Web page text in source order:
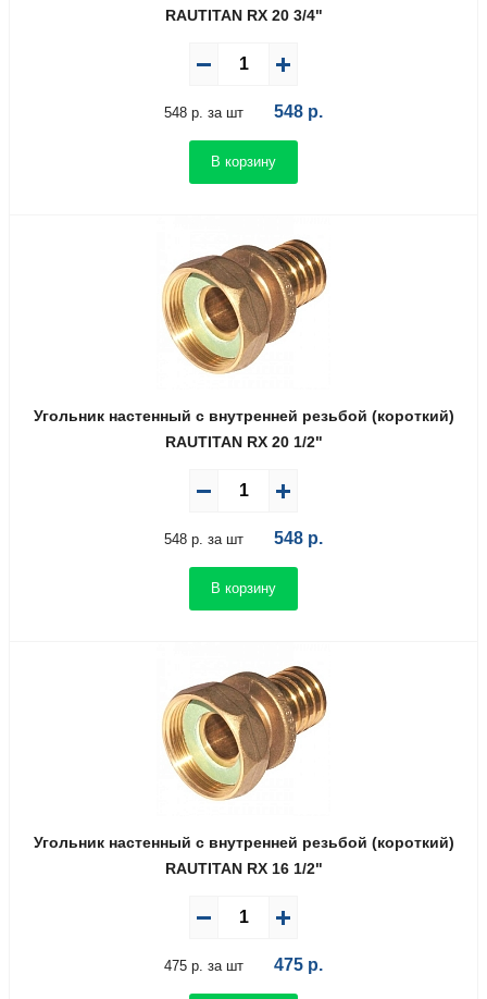
RAUTITAN RX 20 3/4"
548 р. за шт 548 р.
В корзину
Угольник настенный с внутренней резьбой (короткий)
RAUTITAN RX 20 1/2"
548 р. за шт 548 р.
В корзину
Угольник настенный с внутренней резьбой (короткий)
RAUTITAN RX 16 1/2"
475 р. за шт 475 р.